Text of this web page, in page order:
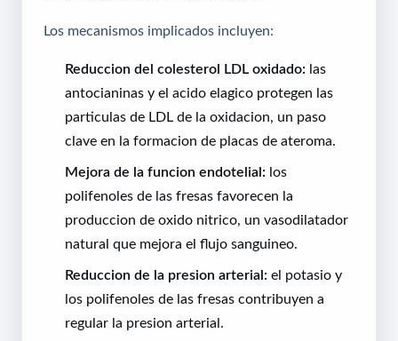
Los mecanismos implicados incluyen:
Reduccion del colesterol LDL oxidado: las
antocianinas y el acido elagico protegen las
particulas de LDL de la oxidacion, un paso
clave en la formacion de placas de ateroma.
Mejora de la funcion endotelial: los
polifenoles de las fresas favorecen la
produccion de oxido nitrico, un vasodilatador
natural que mejora el flujo sanguineo.
Reduccion de la presion arterial: el potasio y
los polifenoles de las fresas contribuyen a
regular la presion arterial.